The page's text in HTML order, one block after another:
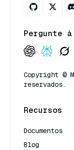
Pergunte
Copyright ©
reservados.
Recursos
Documentos
Blog